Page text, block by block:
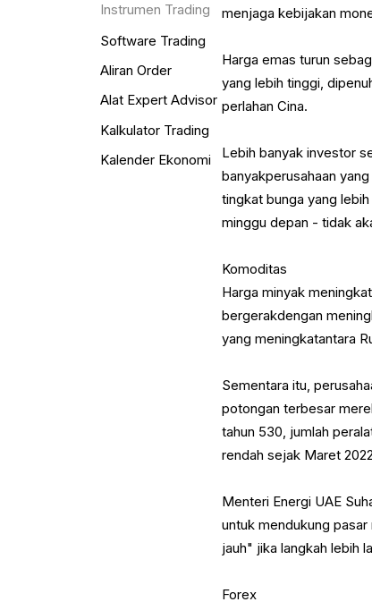
Instrumen Trading
Software Trading
Aliran Order
Alat Expert Advisor
Kalkulator Trading
Kalender Ekonomi
menjaga kebijakan
Harga emas turun
yang lebih tinggi,
perlahan Cina.
Lebih banyak investor
banyakperusahaan
tingkat bunga yang
minggu depan - tidak
Komoditas
Harga minyak
bergerakdengan
yang meningkatantara
Sementara itu,
potongan terbesar
tahun 530, jumlah
rendah sejak Maret
Menteri Energi UAE
untuk mendukung
jauh" jika langkah lebih
Forex